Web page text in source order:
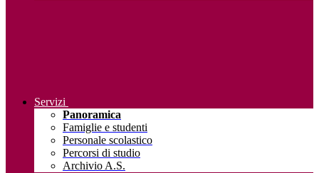
Servizi
Panoramica
Famiglie e studenti
Personale scolastico
Percorsi di studio
Archivio A.S.